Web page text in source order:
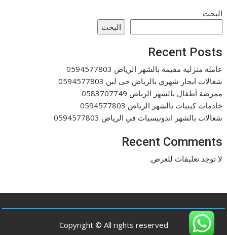
البحث
البحث
Recent Posts
عاملة منزلية مقيمة بالشهر الرياض 0594577803
شغالات ايجار شهري بالرياض حى لبن 0594577803
ممرضة أطفال بالشهر الرياض 0583707749
خادمات كينيات بالشهر الرياض 0594577803
شغالات بالشهر اندونيسيات في الرياض 0594577803
Recent Comments
لا توجد تعليقات للعرض.
Copyright © All rights reserved